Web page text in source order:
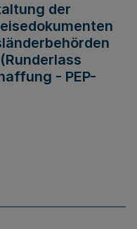
der
- PEP-